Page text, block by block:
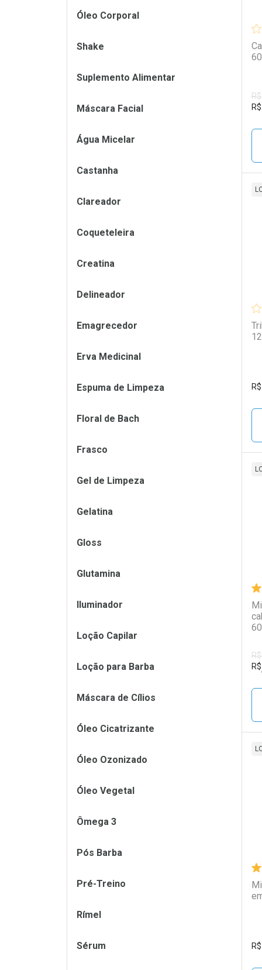
R$
R$
R$
R$
Óleo Corporal
Shake
Suplemento Alimentar
Máscara Facial
Água Micelar
Castanha
Clareador
Coqueteleira
Creatina
Delineador
Emagrecedor
Erva Medicinal
Espuma de Limpeza
Floral de Bach
Frasco
Gel de Limpeza
Gelatina
Gloss
Glutamina
Iluminador
Loção Capilar
Loção para Barba
Máscara de Cílios
Óleo Cicatrizante
Óleo Ozonizado
Óleo Vegetal
Ômega 3
Pós Barba
Pré-Treino
Rímel
Sérum